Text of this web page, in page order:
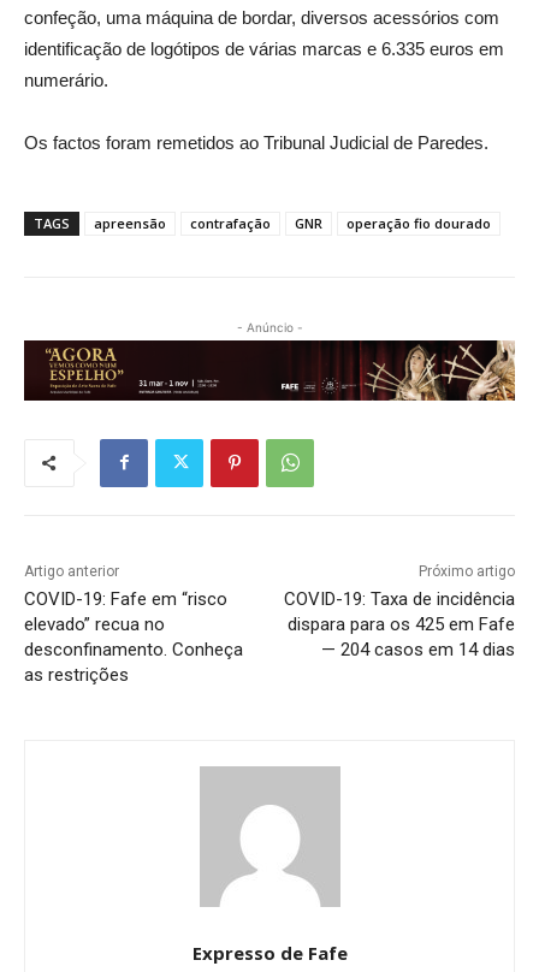
confeção, uma máquina de bordar, diversos acessórios com
identificação de logótipos de várias marcas e 6.335 euros em
numerário.
Os factos foram remetidos ao Tribunal Judicial de Paredes.
TAGS apreensão contrafação GNR operação fio dourado
- Anúncio -
Artigo anterior
COVID-19: Fafe em “risco
elevado” recua no
desconfinamento. Conheça
as restrições
Próximo artigo
COVID-19: Taxa de incidência
dispara para os 425 em Fafe
— 204 casos em 14 dias
Expresso de Fafe